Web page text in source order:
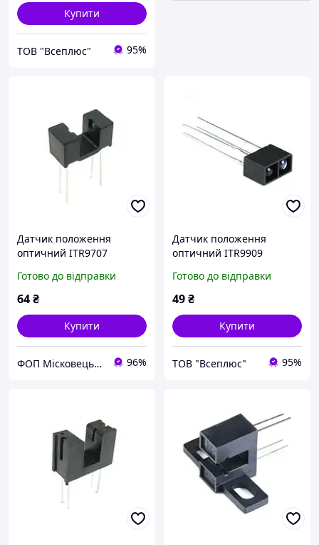
Купити
ТОВ "Всеплюс" 95%
Датчик положення
оптичний ITR9707
Готово до відправки
64₴
Купити
ФОП Місковець О.Г. 96%
Датчик положення
оптичний ITR9909
Готово до відправки
49₴
Купити
ТОВ "Всеплюс" 95%